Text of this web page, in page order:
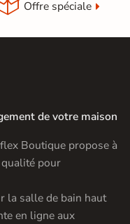
Offre spéciale
de votre maison
Boutique propose à
pour
la salle de bain haut
en ligne aux